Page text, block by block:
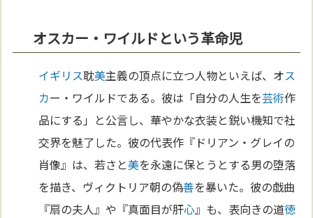
オスカー・ワイルドという革命児
イギリス耽美主義の頂点に立つ人物といえば、オス
カー・ワイルドである。彼は「自分の人生を芸術作
品にする」と公言し、華やかな衣装と鋭い機知で社
交界を魅了した。彼の代表作『ドリアン・グレイの
肖像』は、若さと美を永遠に保とうとする男の堕落
を描き、ヴィクトリア朝の偽善を暴いた。彼の戯曲
『扇の夫人』や『真面目が肝心』も、表向きの道徳